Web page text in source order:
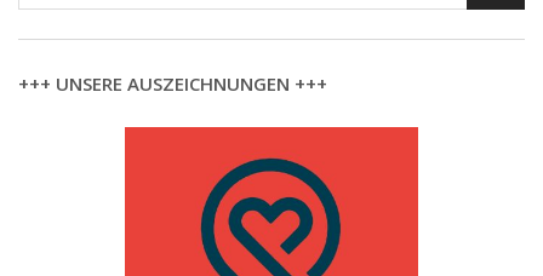
+++ UNSERE AUSZEICHNUNGEN +++